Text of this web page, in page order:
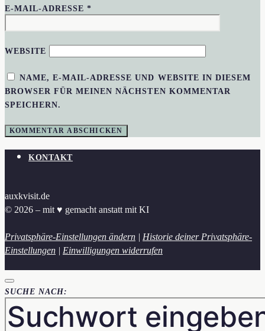
E-MAIL-ADRESSE*
WEBSITE
NAME, E-MAIL-ADRESSE UND WEBSITE IN DIESEM
BROWSER FÜR MEINEN NÄCHSTEN KOMMENTAR
SPEICHERN.
KONTAKT
auxkvisit.de
© 2026 – mit ♥︎ gemacht anstatt mit KI
Privatsphäre-Einstellungen ändern | Historie deiner Privatsphäre-
Einstellungen | Einwilligungen widerrufen
SUCHE NACH: